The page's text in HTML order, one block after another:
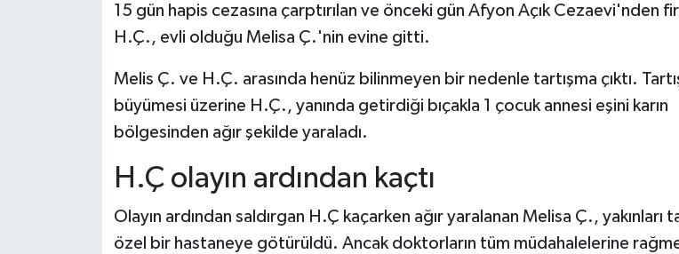
15 gün hapis cezasına çarptırılan ve önceki gün Afyon Açık Cezaevi'nden
H.Ç., evli olduğu Melisa Ç.'nin evine gitti.
Melis Ç. ve H.Ç. arasında henüz bilinmeyen bir nedenle tartışma çıktı.
büyümesi üzerine H.Ç., yanında getirdiği bıçakla 1 çocuk annesi eşini karın
bölgesinden ağır şekilde yaraladı.
H.Ç olayın ardından kaçtı
Olayın ardından saldırgan H.Ç kaçarken ağır yaralanan Melisa Ç., yakınları
özel bir hastaneye götürüldü. Ancak doktorların tüm müdahalelerine